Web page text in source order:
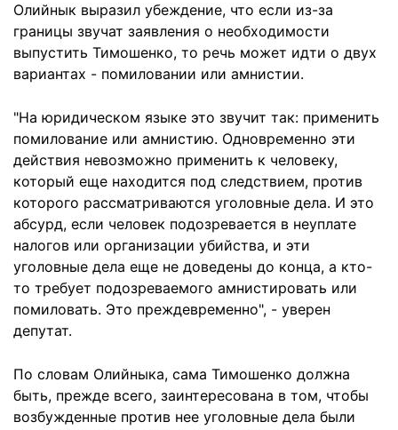
Олийнык выразил убеждение, что если из-за
границы звучат заявления о необходимости
выпустить Тимошенко, то речь может идти о двух
вариантах - помиловании или амнистии.
"На юридическом языке это звучит так: применить
помилование или амнистию. Одновременно эти
действия невозможно применить к человеку,
который еще находится под следствием, против
которого рассматриваются уголовные дела. И это
абсурд, если человек подозревается в неуплате
налогов или организации убийства, и эти
уголовные дела еще не доведены до конца, а кто-
то требует подозреваемого амнистировать или
помиловать. Это преждевременно", - уверен
депутат.
По словам Олийныка, сама Тимошенко должна
быть, прежде всего, заинтересована в том, чтобы
возбужденные против нее уголовные дела были